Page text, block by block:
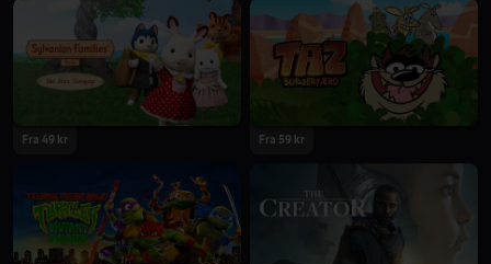
2023
2023
Fra 49 kr Fra 59 kr